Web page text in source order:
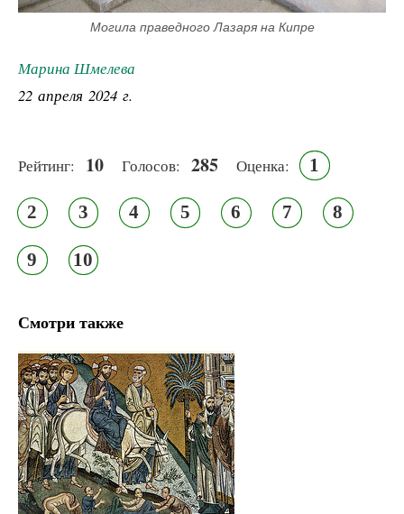
Могила праведного Лазаря на Кипре
Марина Шмелева
22 апреля 2024 г.
Рейтинг: 10 Голосов: 285 Оценка: 1
2 3 4 5 6 7 8
9 10
Смотри также